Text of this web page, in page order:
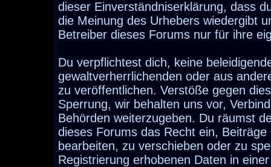
dieser Einverständniserklärung, dass
die Meinung des Urhebers wiedergibt
Betreiber dieses Forums nur für ihre
Du verpflichtest dich, keine
gewaltverherrlichenden oder aus
zu veröffentlichen. Verstöße gegen
Sperrung, wir behalten uns vor,
Behörden weiterzugeben. Du räumst
dieses Forums das Recht ein,
bearbeiten, zu verschieben oder zu
Registrierung erhobenen Daten in